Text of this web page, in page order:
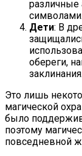
символами.
Дети: В
обереги,
заклинания.
Это лишь
магической
было
поэтому
повседневной